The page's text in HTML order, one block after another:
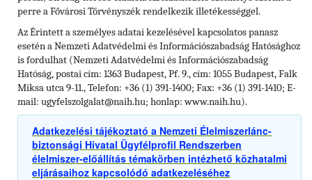
perre a Fővárosi Törvényszék rendelkezik illetékességgel.
Az Érintett a személyes adatai kezelésével kapcsolatos panasz
esetén a Nemzeti Adatvédelmi és Információszabadság Hatósághoz
is fordulhat (Nemzeti Adatvédelmi és Információszabadság
Hatóság, postai cím: 1363 Budapest, Pf. 9., cím: 1055 Budapest, Falk
Miksa utca 9-11., Telefon: +36 (1) 391-1400; Fax: +36 (1) 391-1410; E-
mail: ugyfelszolgalat@naih.hu; honlap: www.naih.hu).
Adatkezelési tájékoztató a Nemzeti Élelmiszerlánc-
biztonsági Hivatal Ügyfélprofil Rendszerben
élelmiszer-előállítás témakörben intézhető közhatalmi
eljárásaihoz kapcsolódó adatkezeléséhez